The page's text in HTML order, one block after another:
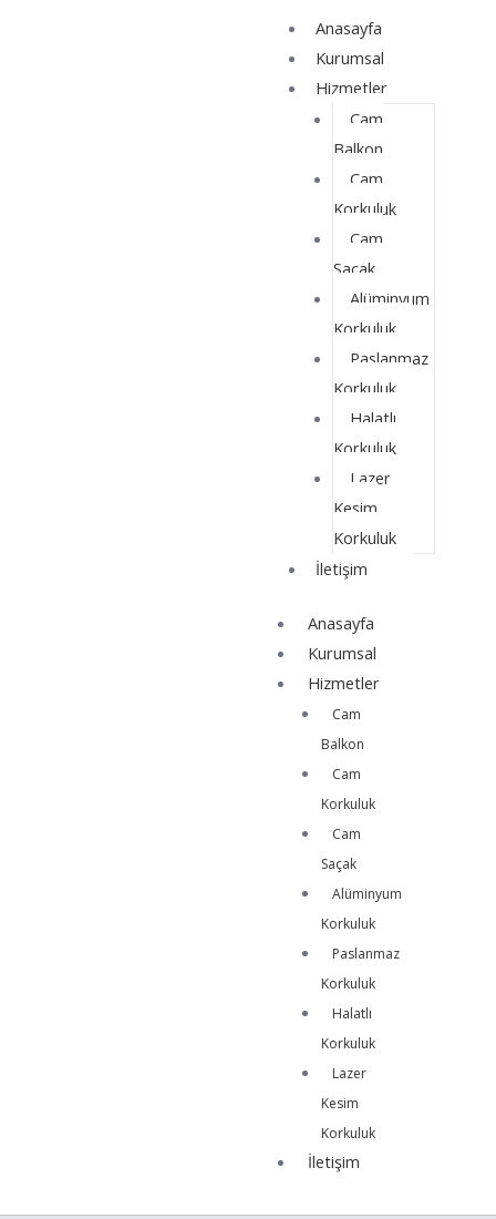
Anasayfa
Kurumsal
Hizmetler
Cam
Balkon
Cam
Korkuluk
Cam
Saçak
Alüminyum
Korkuluk
Paslanmaz
Korkuluk
Halatlı
Korkuluk
Lazer
Kesim
Korkuluk
İletişim
Anasayfa
Kurumsal
Hizmetler
Cam
Balkon
Cam
Korkuluk
Cam
Saçak
Alüminyum
Korkuluk
Paslanmaz
Korkuluk
Halatlı
Korkuluk
Lazer
Kesim
Korkuluk
İletişim